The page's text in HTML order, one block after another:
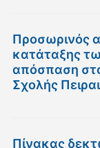
Προσωρινός
κατάταξης
απόσπαση
Σχολής
Πίνακας